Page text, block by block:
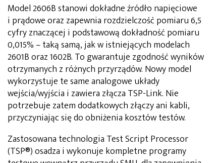
Model 2606B stanowi dokładne źródło napięciowe
i prądowe oraz zapewnia rozdzielczość pomiaru 6,5
cyfry znaczącej i podstawową dokładność pomiaru
0,015% – taką samą, jak w istniejących modelach
2601B oraz 1602B. To gwarantuje zgodność wyników
otrzymanych z różnych przyrządów. Nowy model
wykorzystuje te same analogowe układy
wejścia/wyjścia i zawiera złącza TSP-Link. Nie
potrzebuje zatem dodatkowych złączy ani kabli,
przyczyniając się do obniżenia kosztów testów.
Zastosowana technologia Test Script Processor
(TSP®) osadza i wykonuje kompletne programy